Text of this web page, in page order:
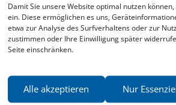
Damit Sie unsere Website optimal nutzen
ein. Diese ermöglichen es uns,
etwa zur Analyse des Surfverhaltens oder zur
zustimmen oder Ihre Einwilligung später
Seite einschränken.
Alle akzeptieren Nur
Newsletter
News zu aktuellen Neuheiten